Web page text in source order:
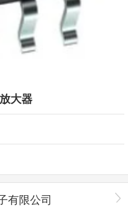
大器
有限公司